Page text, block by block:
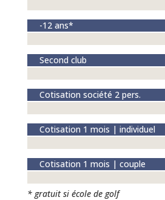
-12 ans*
Second club
Cotisation société 2 pers.
Cotisation 1 mois | individuel
Cotisation 1 mois | couple
* gratuit si école de golf